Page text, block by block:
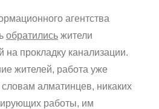
агентства
обратились жители
прокладку канализации.
жителей, работа уже
алматинцев, никаких
работы, им